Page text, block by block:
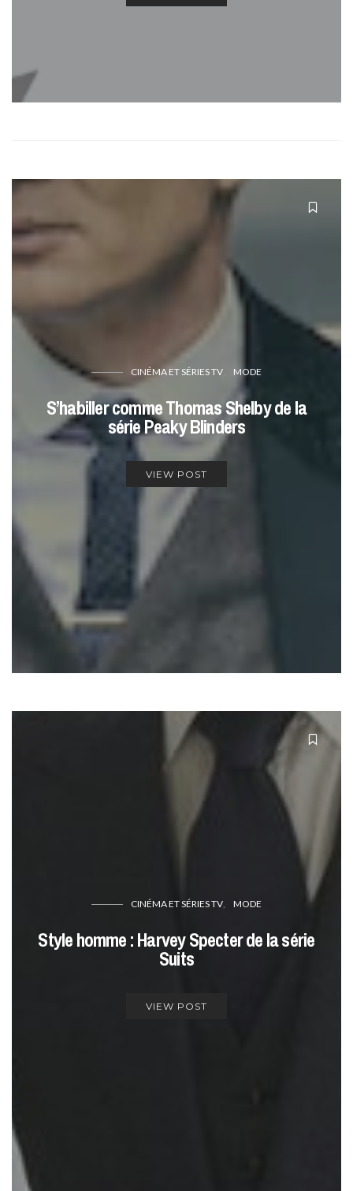
CINÉMA ET SÉRIES TV MODE
S’habiller comme Thomas Shelby de la
série Peaky Blinders
VIEW POST
CINÉMA ET SÉRIES TV MODE
Style homme : Harvey Specter de la série
Suits
VIEW POST